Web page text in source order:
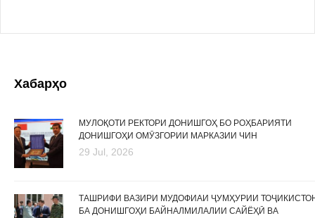
Хабарҳо
МУЛОҚОТИ РЕКТОРИ ДОНИШГОҲ БО РОҲБАРИЯТИ
ДОНИШГОҲИ ОМӮЗГОРИИ МАРКАЗИИ ЧИН
29 Jul, 2026
ТАШРИФИ ВАЗИРИ МУДОФИАИ ҶУМҲУРИИ
БА ДОНИШГОҲИ БАЙНАЛМИЛАЛИИ САЙЁҲӢ ВА